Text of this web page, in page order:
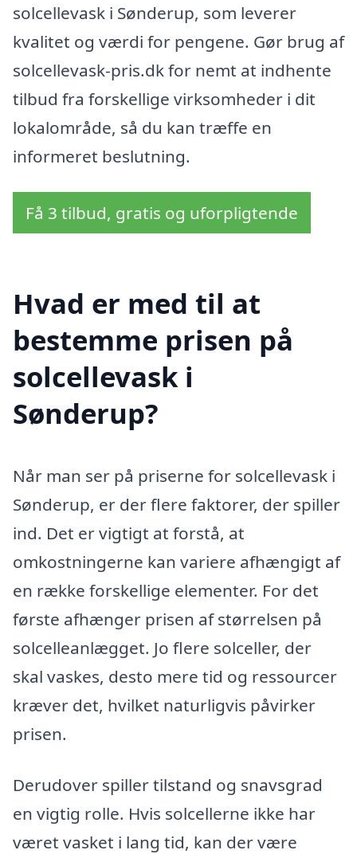
solcellevask i Sønderup, som leverer
kvalitet og værdi for pengene. Gør brug af
solcellevask-pris.dk for nemt at indhente
tilbud fra forskellige virksomheder i dit
lokalområde, så du kan træffe en
informeret beslutning.
Få 3 tilbud, gratis og uforpligtende
Hvad er med til at
bestemme prisen på
solcellevask i
Sønderup?
Når man ser på priserne for solcellevask i
Sønderup, er der flere faktorer, der spiller
ind. Det er vigtigt at forstå, at
omkostningerne kan variere afhængigt af
en række forskellige elementer. For det
første afhænger prisen af størrelsen på
solcelleanlægget. Jo flere solceller, der
skal vaskes, desto mere tid og ressourcer
kræver det, hvilket naturligvis påvirker
prisen.
Derudover spiller tilstand og snavsgrad
en vigtig rolle. Hvis solcellerne ikke har
været vasket i lang tid, kan der være